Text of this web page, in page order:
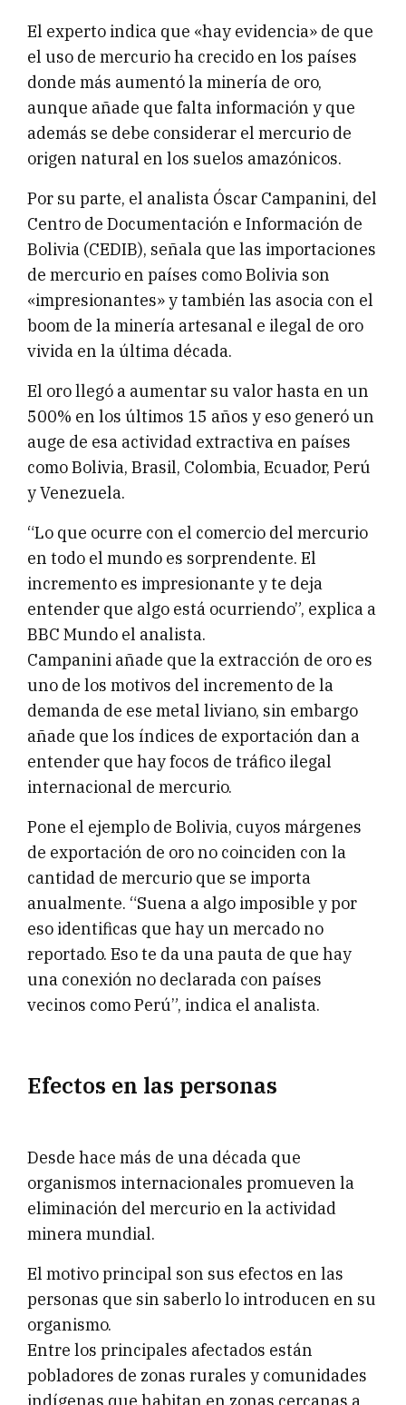
El experto indica que «hay evidencia» de que
el uso de mercurio ha crecido en los países
donde más aumentó la minería de oro,
aunque añade que falta información y que
además se debe considerar el mercurio de
origen natural en los suelos amazónicos.
Por su parte, el analista Óscar Campanini, del
Centro de Documentación e Información de
Bolivia (CEDIB), señala que las importaciones
de mercurio en países como Bolivia son
«impresionantes» y también las asocia con el
boom de la minería artesanal e ilegal de oro
vivida en la última década.
El oro llegó a aumentar su valor hasta en un
500% en los últimos 15 años y eso generó un
auge de esa actividad extractiva en países
como Bolivia, Brasil, Colombia, Ecuador, Perú
y Venezuela.
“Lo que ocurre con el comercio del mercurio
en todo el mundo es sorprendente. El
incremento es impresionante y te deja
entender que algo está ocurriendo”, explica a
BBC Mundo el analista.
Campanini añade que la extracción de oro es
uno de los motivos del incremento de la
demanda de ese metal liviano, sin embargo
añade que los índices de exportación dan a
entender que hay focos de tráfico ilegal
internacional de mercurio.
Pone el ejemplo de Bolivia, cuyos márgenes
de exportación de oro no coinciden con la
cantidad de mercurio que se importa
anualmente. “Suena a algo imposible y por
eso identificas que hay un mercado no
reportado. Eso te da una pauta de que hay
una conexión no declarada con países
vecinos como Perú”, indica el analista.
Efectos en las personas
Desde hace más de una década que
organismos internacionales promueven la
eliminación del mercurio en la actividad
minera mundial.
El motivo principal son sus efectos en las
personas que sin saberlo lo introducen en su
organismo.
Entre los principales afectados están
pobladores de zonas rurales y comunidades